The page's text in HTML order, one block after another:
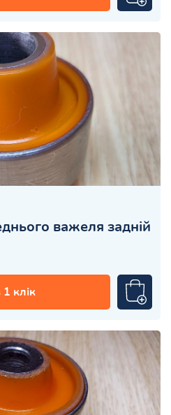
важеля задній
клік